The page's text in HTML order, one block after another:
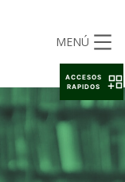
MENÚ
ACCESOS
RAPIDOS